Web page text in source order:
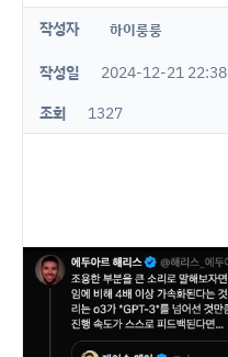
작성자 하이룽룽
작성일
2024-12-21 22:38
조회
1327